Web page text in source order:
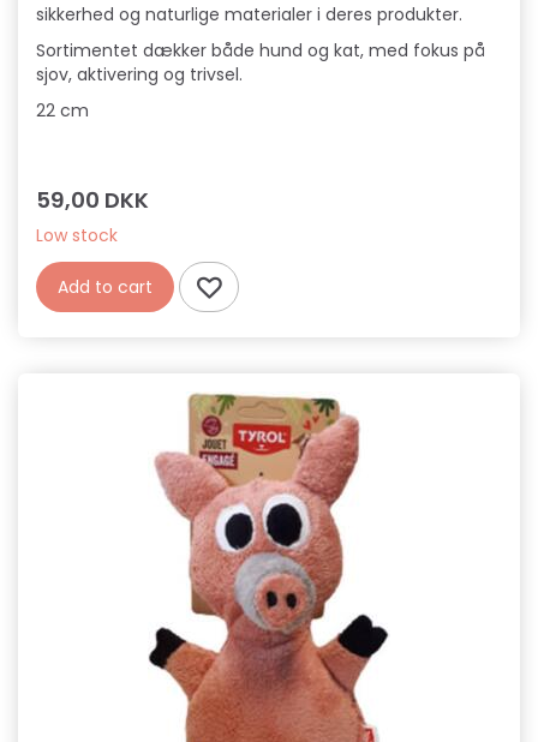
sikkerhed og naturlige materialer i deres produkter.
Sortimentet dækker både hund og kat, med fokus på
sjov, aktivering og trivsel.
22 cm
59,00 DKK
Low stock
Add to cart